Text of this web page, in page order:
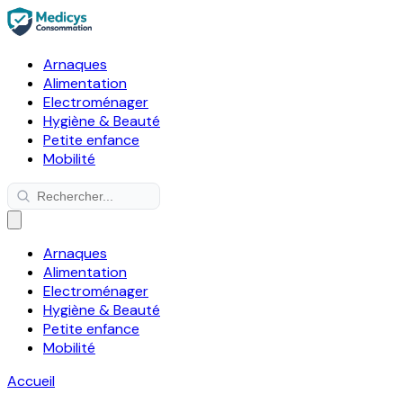
Arnaques
Alimentation
Electroménager
Hygiène & Beauté
Petite enfance
Mobilité
Arnaques
Alimentation
Electroménager
Hygiène & Beauté
Petite enfance
Mobilité
Accueil